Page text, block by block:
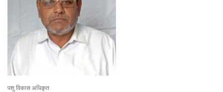
पशु विकास अधिकृत